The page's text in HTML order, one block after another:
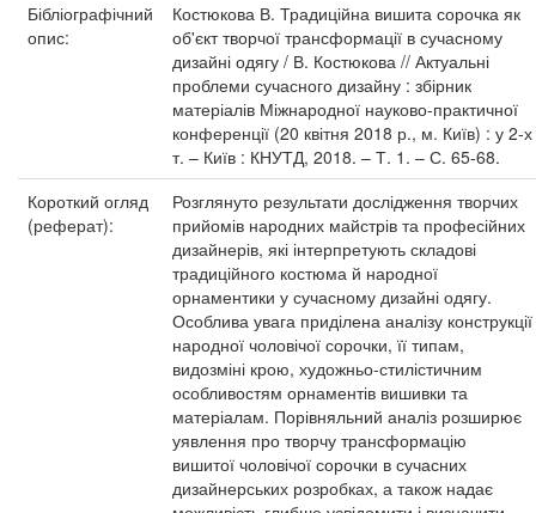
Бібліографічний
опис:
Костюкова В. Традиційна вишита сорочка як
об'єкт творчої трансформації в сучасному
дизайні одягу / В. Костюкова // Актуальні
проблеми сучасного дизайну : збірник
матеріалів Міжнародної науково-практичної
конференції (20 квітня 2018 р., м. Київ) : у 2-х
т. – Київ : КНУТД, 2018. – Т. 1. – С. 65-68.
Короткий огляд
(реферат):
Розглянуто результати дослідження творчих
прийомів народних майстрів та професійних
дизайнерів, які інтерпретують складові
традиційного костюма й народної
орнаментики у сучасному дизайні одягу.
Особлива увага приділена аналізу конструкції
народної чоловічої сорочки, її типам,
видозміні крою, художньо-стилістичним
особливостям орнаментів вишивки та
матеріалам. Порівняльний аналіз розширює
уявлення про творчу трансформацію
вишитої чоловічої сорочки в сучасних
дизайнерських розробках, а також надає